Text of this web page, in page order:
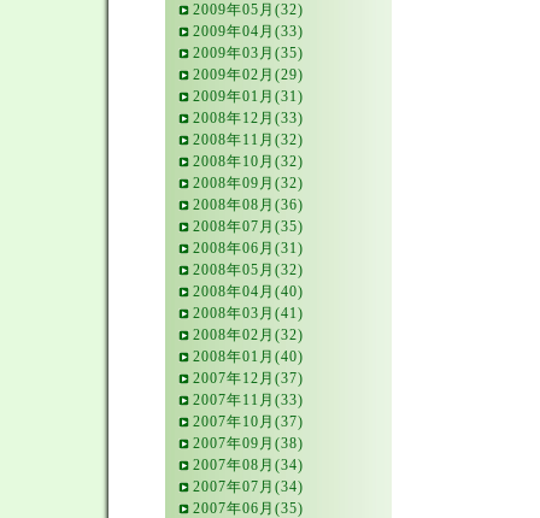
2009年05月(32)
2009年04月(33)
2009年03月(35)
2009年02月(29)
2009年01月(31)
2008年12月(33)
2008年11月(32)
2008年10月(32)
2008年09月(32)
2008年08月(36)
2008年07月(35)
2008年06月(31)
2008年05月(32)
2008年04月(40)
2008年03月(41)
2008年02月(32)
2008年01月(40)
2007年12月(37)
2007年11月(33)
2007年10月(37)
2007年09月(38)
2007年08月(34)
2007年07月(34)
2007年06月(35)